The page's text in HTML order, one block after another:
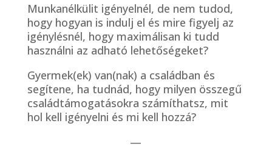
Munkanélkülit igényelnél, de nem tudod,
hogy hogyan is indulj el és mire figyelj az
igénylésnél, hogy maximálisan ki tudd
használni az adható lehetőségeket?
Gyermek(ek) van(nak) a családban és
segítene, ha tudnád, hogy milyen összegű
családtámogatásokra számíthatsz, mit
hol kell igényelni és mi kell hozzá?
—